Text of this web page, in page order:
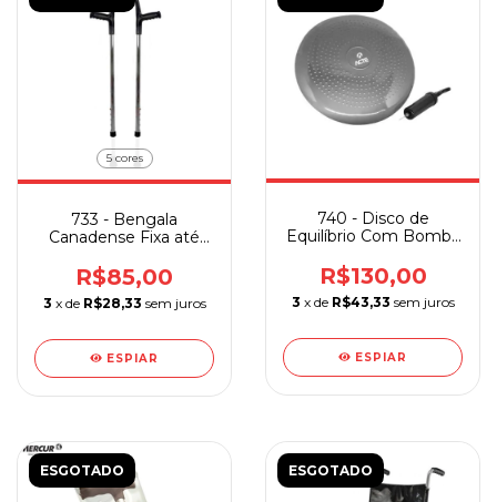
5 cores
733 - Bengala
Canadense Fixa até
Sequencial Unidade
R$85,00
3 x de R$28,33 sem juros
ESPIAR
740 - Disco de
Equilíbrio Com Bomba
R$130,00
3 x de R$43,33 sem juros
ESPIAR
ESGOTADO ESGOTADO